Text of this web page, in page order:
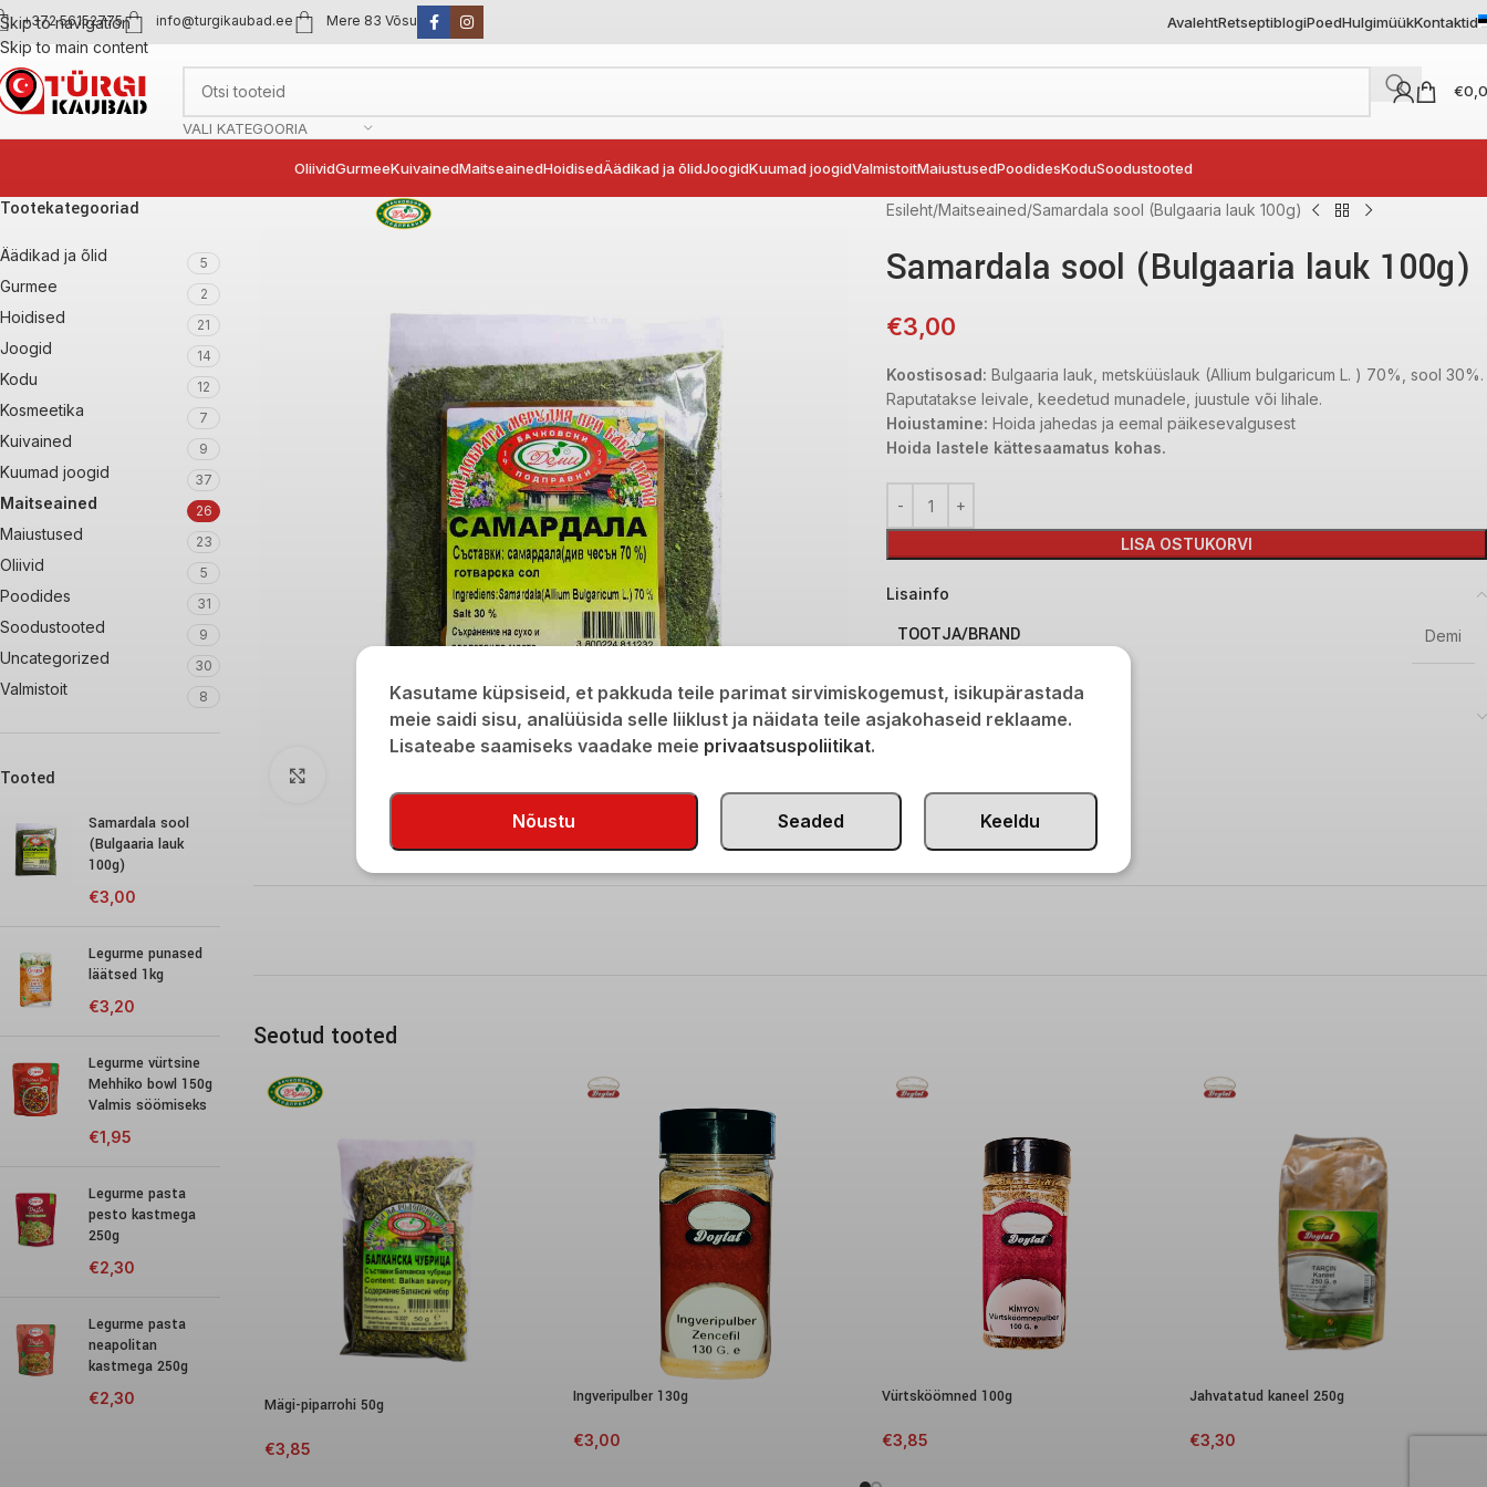
Skip to navigation
Skip to main content
+372 56152775 info@turgikaubad.ee Mere 83 Võsu AvalehtRetseptiblogiPoedHulgimüükKontaktid
VALI KATEGOORIA
€
OliividGurmeeKuivainedMaitseainedHoidisedÄädikad ja õlidJoogidKuumad joogidValmistoitMaiustusedPoodidesKoduSoodustooted
Tootekategooriad
Äädikad ja õlid 5
Gurmee 2
Hoidised 21
Joogid 14
Kodu 12
Kosmeetika 7
Kuivained 9
Kuumad joogid 37
Maitseained 26
Maiustused 23
Oliivid 5
Poodides 31
Soodustooted 9
Uncategorized 30
Valmistoit 8
Tooted
Samardala sool
(Bulgaaria lauk
100g)
€3,00
Legurme punased
läätsed 1kg
€3,20
Legurme vürtsine
Mehhiko bowl 150g
Valmis söömiseks
€1,95
Legurme pasta
pesto kastmega
250g
€2,30
Legurme pasta
neapolitan
kastmega 250g
€2,30
Esileht Maitseained Samardala sool (Bulgaaria lauk 100g)
Samardala sool (Bulgaaria lauk 100g)
€3,00
Koostisosad: Bulgaaria lauk, metsküüslauk (Allium bulgaricum L. ) 70%, sool 30%.
Raputatakse leivale, keedetud munadele, juustule või lihale.
Hoiustamine: Hoida jahedas ja eemal päikesevalgusest
Hoida lastele kättesaamatus kohas.
LISA OSTUKORVI
Lisainfo
TOOTJA/BRAND Demi
Transport
Seotud tooted
Mägi-piparrohi 50g
€3,85
Ingveripulber 130g
€3,00
Vürtsköömned 100g
€3,85
Jahvatatud kaneel 250g
€3,30
Kasutame küpsiseid, et pakkuda teile parimat sirvimiskogemust, isikupärastada
meie saidi sisu, analüüsida selle liiklust ja näidata teile asjakohaseid reklaame.
Lisateabe saamiseks vaadake meie privaatsuspoliitikat.
Nõustu Seaded Keeldu